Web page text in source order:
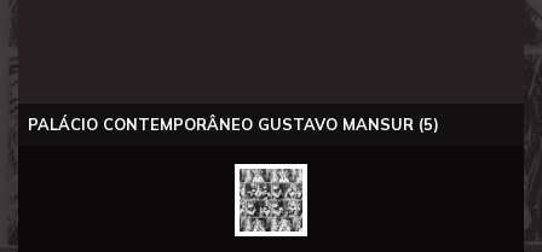
PALÁCIO CONTEMPORÂNEO GUSTAVO MANSUR (5)